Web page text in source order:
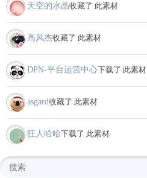
天空的水晶收藏了 此素材
高风杰收藏了 此素材
DPN-平台运营中心下载了 此素材
asgard收藏了 此素材
狂人哈哈下载了 此素材